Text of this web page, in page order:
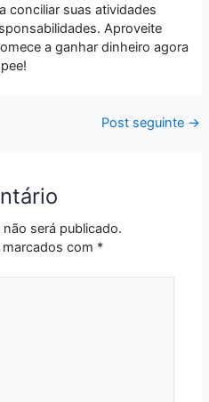
conciliar suas atividades
Aproveite
a ganhar dinheiro agora
Post seguinte →
será publicado.
com *